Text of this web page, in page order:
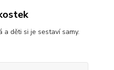
děti si je sestaví samy.